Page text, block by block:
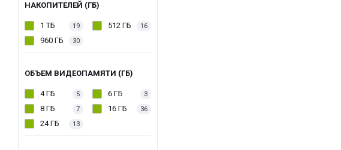
НАКОПИТЕЛЕЙ (ГБ)
1 ТБ 19 512 ГБ 16
960 ГБ 30
ОБЪЕМ ВИДЕОПАМЯТИ (ГБ)
4 ГБ 5 6 ГБ 3
8 ГБ 7 16 ГБ 36
24 ГБ 13